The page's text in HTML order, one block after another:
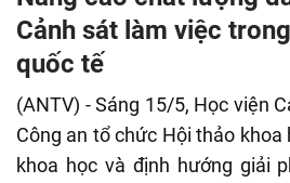
Cảnh sát làm việc
quốc tế
(ANTV) - Sáng 15/5, Học viện
Công an tổ chức Hội thảo khoa
khoa học và định hướng giải